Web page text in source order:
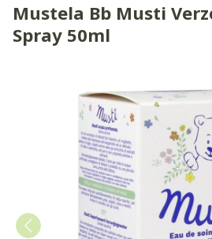
Mustela Bb Musti
Spray 50ml